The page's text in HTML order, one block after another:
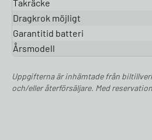
Takräcke
Dragkrok möjligt
Garantitid batteri
Årsmodell
Uppgifterna är inhämtade från
och/eller återförsäljare. Med